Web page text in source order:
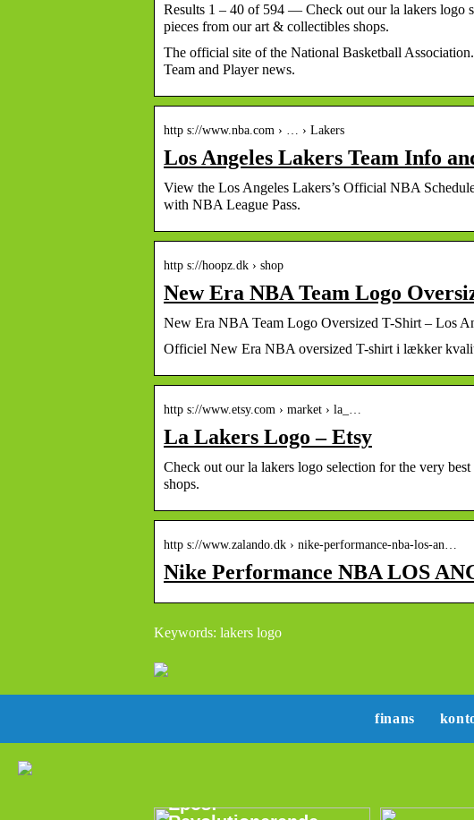
Results 1 – 40 of 594 — Check out our la lakers logo
pieces from our art & collectibles shops.
The official site of the National Basketball
Team and Player news.
http s://www.nba.com › … › Lakers
Los Angeles Lakers Team Info
View the Los Angeles Lakers’s Official NBA
with NBA League Pass.
http s://hoopz.dk › shop
New Era NBA Team Logo
New Era NBA Team Logo Oversized T-Shirt – Los
Officiel New Era NBA oversized T-shirt i lækker
http s://www.etsy.com › market › la_…
La Lakers Logo – Etsy
Check out our la lakers logo selection for the very
shops.
http s://www.zalando.dk › nike-performance-nba-los-an…
Nike Performance NBA LOS
Keywords: lakers logo
finans
Epos: